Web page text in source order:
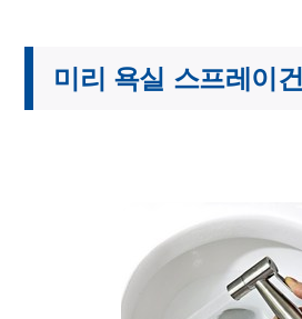
미리 욕실 스프레이